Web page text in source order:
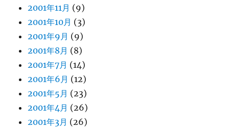
2001年11月 (9)
2001年10月 (3)
2001年9月 (9)
2001年8月 (8)
2001年7月 (14)
2001年6月 (12)
2001年5月 (23)
2001年4月 (26)
2001年3月 (26)